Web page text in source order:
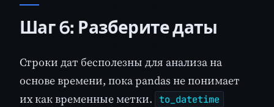
Шаг 6: Разберите даты
Строки дат бесполезны для анализа на
основе времени, пока pandas не понимает
их как временные метки. to_datetime